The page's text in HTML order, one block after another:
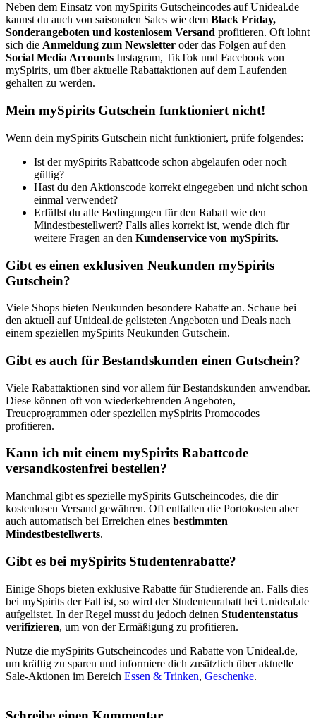
Neben dem Einsatz von mySpirits Gutscheincodes auf Unideal.de
kannst du auch von saisonalen Sales wie dem Black Friday,
Sonderangeboten und kostenlosem Versand profitieren. Oft lohnt
sich die Anmeldung zum Newsletter oder das Folgen auf den
Social Media Accounts Instagram, TikTok und Facebook von
mySpirits, um über aktuelle Rabattaktionen auf dem Laufenden
gehalten zu werden.
Mein mySpirits Gutschein funktioniert nicht!
Wenn dein mySpirits Gutschein nicht funktioniert, prüfe folgendes:
Ist der mySpirits Rabattcode schon abgelaufen oder noch
gültig?
Hast du den Aktionscode korrekt eingegeben und nicht schon
einmal verwendet?
Erfüllst du alle Bedingungen für den Rabatt wie den
Mindestbestellwert? Falls alles korrekt ist, wende dich für
weitere Fragen an den Kundenservice von mySpirits.
Gibt es einen exklusiven Neukunden mySpirits
Gutschein?
Viele Shops bieten Neukunden besondere Rabatte an. Schaue bei
den aktuell auf Unideal.de gelisteten Angeboten und Deals nach
einem speziellen mySpirits Neukunden Gutschein.
Gibt es auch für Bestandskunden einen Gutschein?
Viele Rabattaktionen sind vor allem für Bestandskunden anwendbar.
Diese können oft von wiederkehrenden Angeboten,
Treueprogrammen oder speziellen mySpirits Promocodes
profitieren.
Kann ich mit einem mySpirits Rabattcode
versandkostenfrei bestellen?
Manchmal gibt es spezielle mySpirits Gutscheincodes, die dir
kostenlosen Versand gewähren. Oft entfallen die Portokosten aber
auch automatisch bei Erreichen eines bestimmten
Mindestbestellwerts.
Gibt es bei mySpirits Studentenrabatte?
Einige Shops bieten exklusive Rabatte für Studierende an. Falls dies
bei mySpirits der Fall ist, so wird der Studentenrabatt bei Unideal.de
aufgelistet. In der Regel musst du jedoch deinen Studentenstatus
verifizieren, um von der Ermäßigung zu profitieren.
Nutze die mySpirits Gutscheincodes und Rabatte von Unideal.de,
um kräftig zu sparen und informiere dich zusätzlich über aktuelle
Sale-Aktionen im Bereich Essen & Trinken, Geschenke.